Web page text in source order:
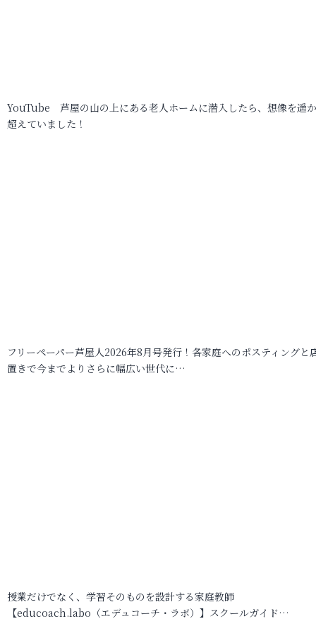
YouTube 芦屋の山の上にある老人ホームに潜入したら、想像を遥
超えていました！
フリーペーパー芦屋人2026年8月号発行！各家庭へのポスティングと
置きで今までよりさらに幅広い世代に…
授業だけでなく、学習そのものを設計する家庭教師
【educoach.labo（エデュコーチ・ラボ）】スクールガイド…